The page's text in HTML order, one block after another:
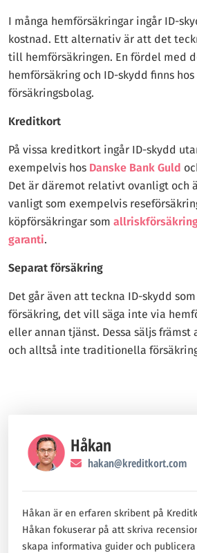
I många hemförsäkringar ingår ID-
kostnad. Ett alternativ är att det
till hemförsäkringen. En fördel med
hemförsäkring och ID-skydd finns hos
försäkringsbolag.
Kreditkort
På vissa kreditkort ingår ID-skydd
exempelvis hos Danske Bank Guld
Det är däremot relativt ovanligt och
vanligt som exempelvis
köpförsäkringar som
garanti.
Separat försäkring
Det går även att teckna ID-skydd
försäkring, det vill säga inte via
eller annan tjänst. Dessa säljs
och alltså inte traditionella
Håkan
hakan@kreditkort.com
Håkan är en erfaren skribent på
Håkan fokuserar på att skriva
skapa informativa guider och